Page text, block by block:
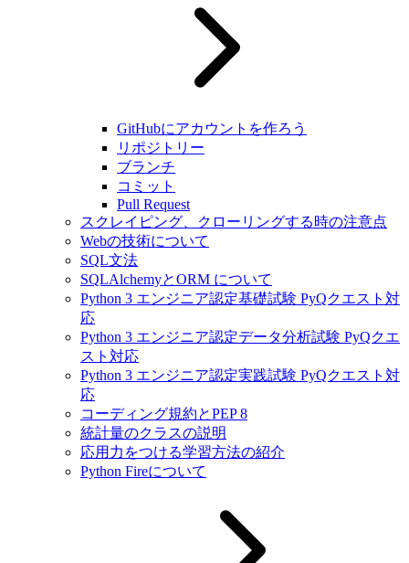
GitHubにアカウントを作ろう
リポジトリー
ブランチ
コミット
Pull Request
スクレイピング、クローリングする時の注意点
Webの技術について
SQL文法
SQLAlchemyとORM について
Python 3 エンジニア認定基礎試験 PyQクエスト対
応
Python 3 エンジニア認定データ分析試験 PyQクエ
スト対応
Python 3 エンジニア認定実践試験 PyQクエスト対
応
コーディング規約とPEP 8
統計量のクラスの説明
応用力をつける学習方法の紹介
Python Fireについて